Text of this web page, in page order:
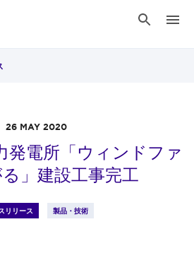
26 MAY 2020
発電所「ウィンドファ
」建設工事完工
リリース 製品・技術